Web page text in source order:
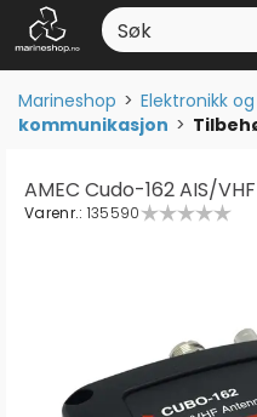
Marineshop>Elektronikk
kommunikasjon>
AMEC Cudo-162 AIS/
Varenr.: 135590